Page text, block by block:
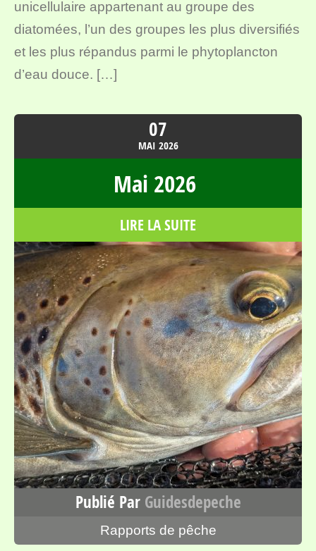
unicellulaire appartenant au groupe des
diatomées, l’un des groupes les plus diversifiés
et les plus répandus parmi le phytoplancton
d’eau douce. […]
07
MAI 2026
Mai 2026
LIRE LA SUITE
Publié Par Guidesdepeche
Rapports de pêche